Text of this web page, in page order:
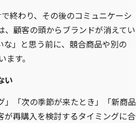
終わり、その後のコミュニケーシ
、顧客の頭からブランドが消えてい
な」と思う前に、競合商品や別の
す。
い
」「次の季節が来たとき」「新商品
が再購入を検討するタイミングに合